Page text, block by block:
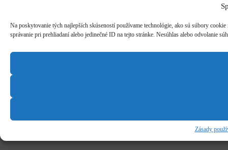
Na poskytovanie tých najlepších skúseností používame technológie, ako sú súbory
správanie pri prehliadaní alebo jedinečné ID na tejto stránke. Nesúhlas alebo odvolanie
Zásady